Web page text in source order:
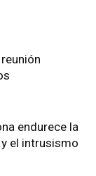
endurece la
el intrusismo